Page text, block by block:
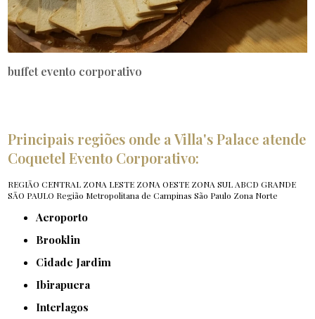
buffet evento corporativo
Principais regiões onde a Villa's Palace atende
Coquetel Evento Corporativo:
REGIÃO CENTRAL ZONA LESTE ZONA OESTE ZONA SUL ABCD GRANDE
SÃO PAULO Região Metropolitana de Campinas São Paulo Zona Norte
Aeroporto
Brooklin
Cidade Jardim
Ibirapuera
Interlagos